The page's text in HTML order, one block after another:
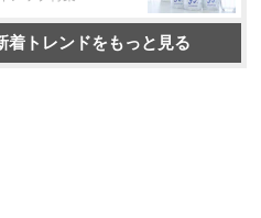
着トレンドをもっと見る